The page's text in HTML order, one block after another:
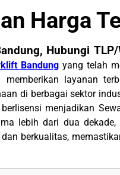
Harga
Hubungi
Bandungyang telah
layanan
di berbagai sektor
menjadikan
lebih dari dua
berkualitas,